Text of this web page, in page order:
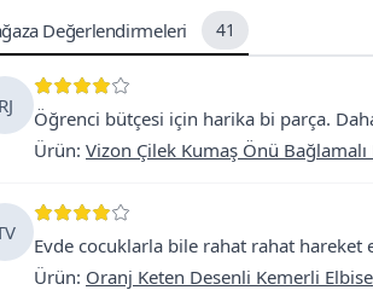
Değerlendirmeleri 41
RJ
Öğrenci bütçesi için harika bi parça.
Ürün: Vizon Çilek Kumaş Önü
Evde cocuklarla bile rahat rahat
Ürün: Oranj Keten Desenli Kemerli Elbise